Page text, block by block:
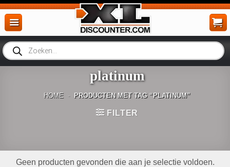
Ga
naar
inhoud
Producten
zoeken
platinum
HOME - PRODUCTEN MET TAG “PLATINUM”
FILTER
Geen producten gevonden die aan je selectie voldoen.